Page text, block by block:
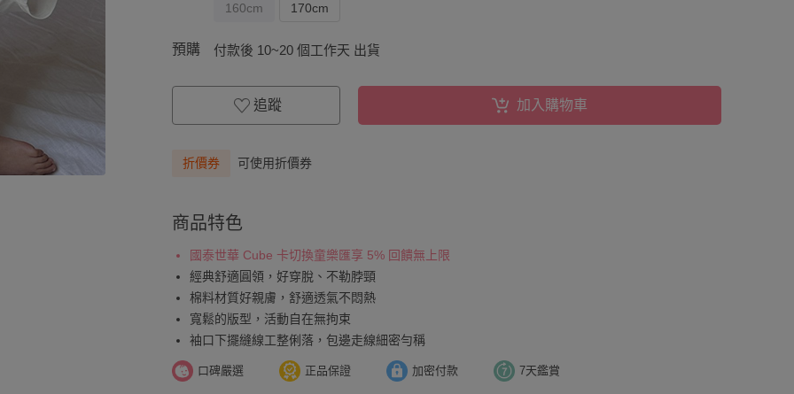
160cm 170cm
預購 付款後 10~20 個工作天 出貨
追蹤 加入購物車
折價券 可使用折價券
商品特色
國泰世華 Cube 卡切換童樂匯享 5% 回饋無上限
經典舒適圓領，好穿脫、不勒脖頸
棉料材質好親膚，舒適透氣不悶熱
寬鬆的版型，活動自在無拘束
袖口下擺縫線工整俐落，包邊走線細密勻稱
口碑嚴選 正品保證 加密付款 7天鑑賞